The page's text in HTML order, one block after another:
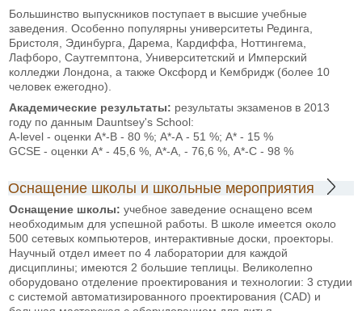
Большинство выпускников поступает в высшие учебные
заведения. Особенно популярны университеты Рединга,
Бристоля, Эдинбурга, Дарема, Кардиффа, Ноттингема,
Лафборо, Саутгемптона, Университетский и Имперский
колледжи Лондона, а также Оксфорд и Кембридж (более 10
человек ежегодно).
Академические результаты: результаты экзаменов в 2013
году по данным Dauntsey's School:
A-level - оценки А*-В - 80 %; А*-А - 51 %; A* - 15 %
GCSE - оценки A* - 45,6 %, А*-А, - 76,6 %, A*-C - 98 %
Оснащение школы и школьные мероприятия
Оснащение школы: учебное заведение оснащено всем
необходимым для успешной работы. В школе имеется около
500 сетевых компьютеров, интерактивные доски, проекторы.
Научный отдел имеет по 4 лаборатории для каждой
дисциплины; имеются 2 большие теплицы. Великолепно
оборудовано отделение проектирования и технологии: 3 студии
с системой автоматизированного проектирования (CAD) и